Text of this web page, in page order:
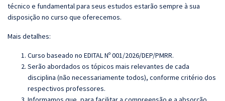
técnico e fundamental para seus estudos estarão sempre à sua
disposição no curso que oferecemos.
Mais detalhes:
Curso baseado no EDITAL Nº 001/2026/DEP/PMRR.
Serão abordados os tópicos mais relevantes de cada
disciplina (não necessariamente todos), conforme critério dos
respectivos professores.